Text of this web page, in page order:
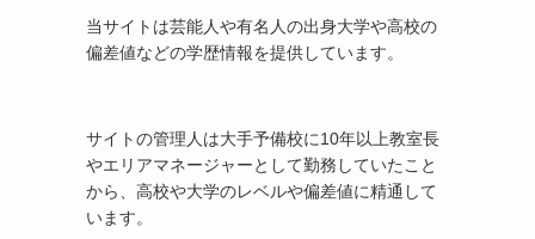
当サイトは芸能人や有名人の出身大学や高校の
偏差値などの学歴情報を提供しています。
サイトの管理人は大手予備校に10年以上教室長
やエリアマネージャーとして勤務していたこと
から、高校や大学のレベルや偏差値に精通して
います。